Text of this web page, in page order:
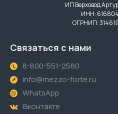
ИП Верховод
ИНН:
ОГРНИП:
Связаться с нами
8-800-551-2580
info@mezzo-forte.ru
WhatsApp
Вконтакте